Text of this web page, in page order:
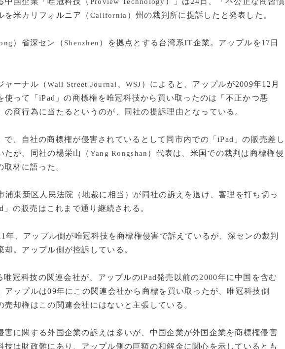
を米カリフォルニア（ California ）州の裁判所に提訴したと発表した。
）省深セン（ Shenzhen ）を拠点とする台湾系IT企業。アップルを17日
ャーナル（Wall Street Journal WSJ ）によると、アップルが2009年12月
使って「iPad」の商標権を唯冠科技から買い取ったのは「不正かつ悪
商行為に当たるというのが、同社の提訴理由となっている。
で、自社の商標権が侵害されているとして同市内での「iPad」の販売差し
たが、同社の楊栄山（ Yang Rongshan ）代表は、米国での裁判は商標権侵
材に語った。
東新区人民法院（地裁に相当）が同社の訴えを退け、審理を打ち切っ
の販売はこれまで通り継続される。
、アップル側が唯冠科技を商標権侵害で訴えているが、深センの裁判
。アップル側が控訴している。
唯冠科技の関連会社が、アップルのiPad発売以前の2000年に中国を含む
アップルは09年にこの関連会社から商標を買い取ったが、唯冠科技側
却権はこの関連会社にはないと主張している。
に関する外国企業の訴えは多いが、中国企業が外国企業を商標権侵害
技は財政難にあり、アップル側の巨額の和解金に関心を示しているとも